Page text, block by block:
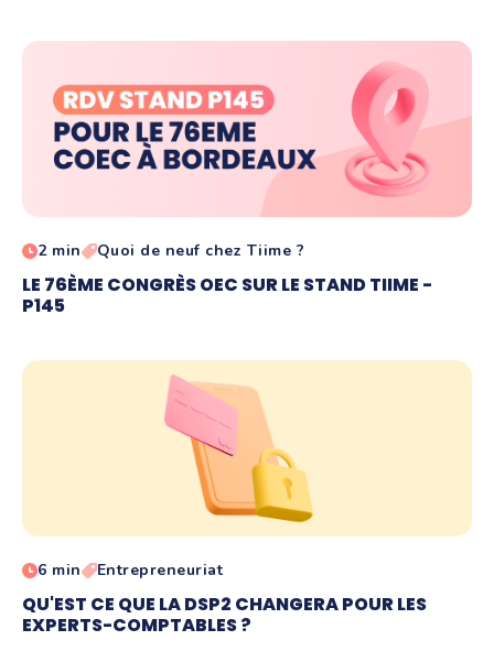
2 min Quoi de neuf chez Tiime ?
LE 76ÈME CONGRÈS OEC SUR LE STAND TIIME -
P145
6 min Entrepreneuriat
QU'EST CE QUE LA DSP2 CHANGERA POUR LES
EXPERTS-COMPTABLES ?